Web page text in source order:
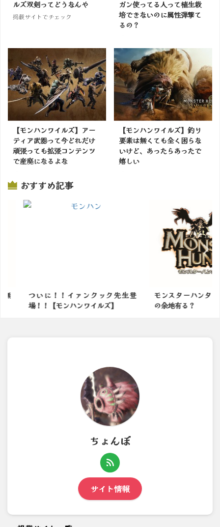
ルズ双剣ってどうなんや
掲載サイトでチェック
ガン使ってる人って植生栽
培できないのに属性弾撃て
るの？
【モンハンワイルズ】アー
ティア武器って今どれだけ
頑張っても拡張コンテンツ
で産廃になるよな
【モンハンワイルズ】釣り
要素は無くても全く困らな
いけど、あったらあったで
嬉しい
おすすめ記事
ク先生登
モンスターハンターってまだ進化
の余地有る？
モンハン
なモンスタ
ちょんぼ
サイト情報